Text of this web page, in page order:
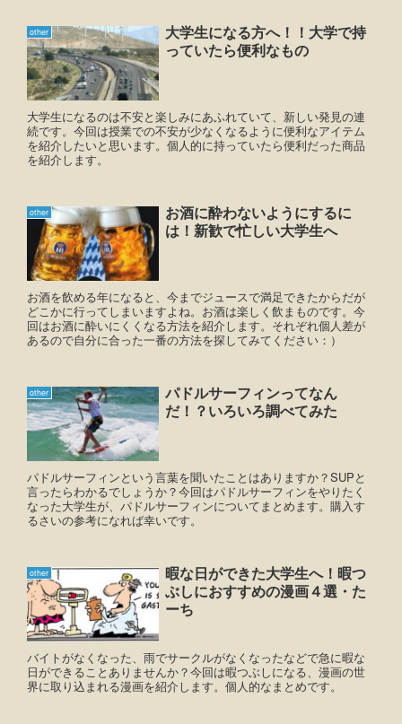
other
大学生になる方へ！！大学で持
っていたら便利なもの
大学生になるのは不安と楽しみにあふれていて、新しい発見の連
続です。今回は授業での不安が少なくなるように便利なアイテム
を紹介したいと思います。個人的に持っていたら便利だった商品
を紹介します。
other
お酒に酔わないようにするに
は！新歓で忙しい大学生へ
お酒を飲める年になると、今までジュースで満足できたからだが
どこかに行ってしまいますよね。お酒は楽しく飲まものです。今
回はお酒に酔いにくくなる方法を紹介します。それぞれ個人差が
あるので自分に合った一番の方法を探してみてください：）
other
パドルサーフィンってなん
だ！？いろいろ調べてみた
パドルサーフィンという言葉を聞いたことはありますか？SUPと
言ったらわかるでしょうか？今回はパドルサーフィンをやりたく
なった大学生が、パドルサーフィンについてまとめます。購入す
るさいの参考になれば幸いです。
other
暇な日ができた大学生へ！暇つ
ぶしにおすすめの漫画４選・た
ーち
バイトがなくなった、雨でサークルがなくなったなどで急に暇な
日ができることありませんか？今回は暇つぶしになる、漫画の世
界に取り込まれる漫画を紹介します。個人的なまとめです。